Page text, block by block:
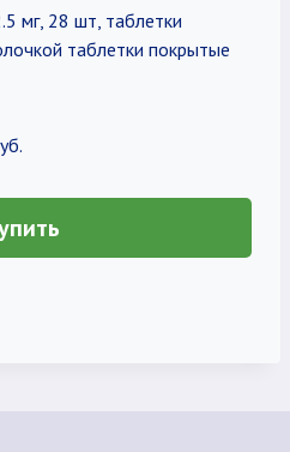
мг, 28 шт, таблетки
таблетки покрытые